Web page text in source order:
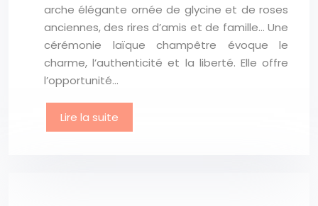
arche élégante ornée de glycine et de roses
anciennes, des rires d’amis et de famille… Une
cérémonie laïque champêtre évoque le
charme, l’authenticité et la liberté. Elle offre
l’opportunité…
Lire la suite